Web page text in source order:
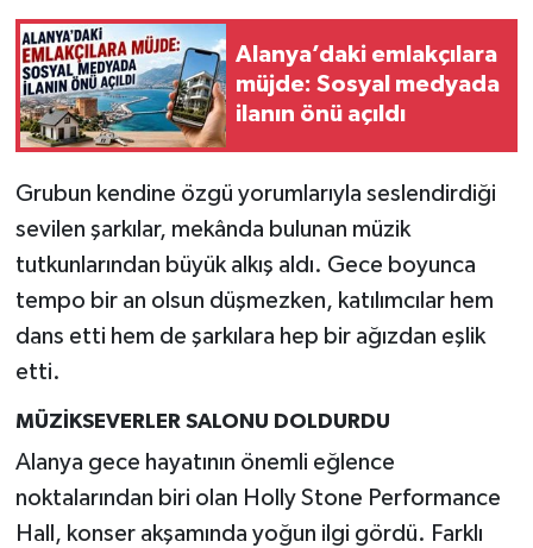
Alanya’daki emlakçılara
müjde: Sosyal medyada
ilanın önü açıldı
Grubun kendine özgü yorumlarıyla seslendirdiği
sevilen şarkılar, mekânda bulunan müzik
tutkunlarından büyük alkış aldı. Gece boyunca
tempo bir an olsun düşmezken, katılımcılar hem
dans etti hem de şarkılara hep bir ağızdan eşlik
etti.
MÜZİKSEVERLER SALONU DOLDURDU
Alanya gece hayatının önemli eğlence
noktalarından biri olan Holly Stone Performance
Hall, konser akşamında yoğun ilgi gördü. Farklı